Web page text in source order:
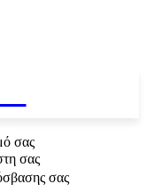
σας
σας
σας